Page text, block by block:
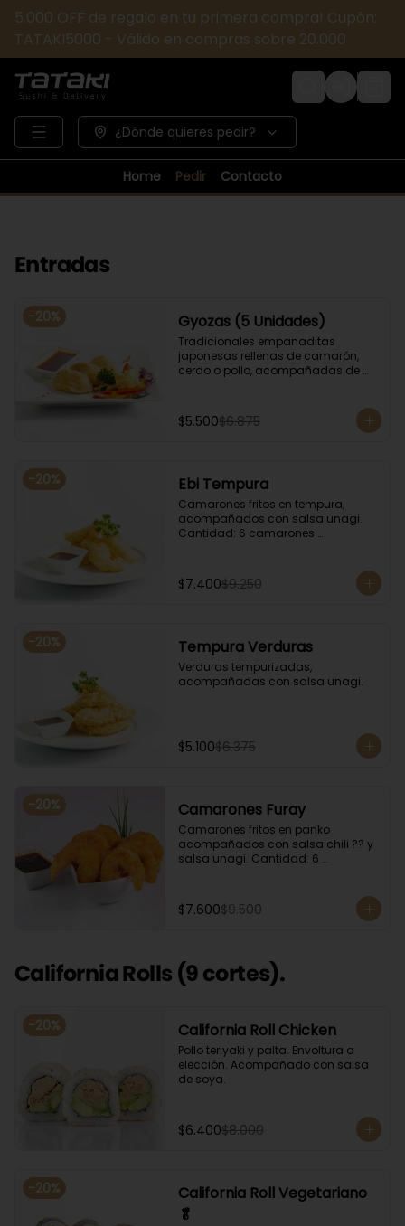
5.000 OFF de regalo en tu primera compra! Cupón:
TATAKI5000 - Válido en compras sobre 20.000
Login
¿Dónde quieres pedir?
Home Pedir Contacto
Entradas
-20% Gyozas (5 Unidades)
Tradicionales empanaditas
japonesas rellenas de camarón,
cerdo o pollo, acompañadas de
$5.500$6.875
-20% Ebi Tempura
Camarones fritos en tempura,
acompañados con salsa unagi.
Cantidad: 6 camarones
$7.400$9.250
-20% Tempura Verduras
Verduras tempurizadas,
acompañadas con salsa unagi.
$5.100$6.375
-20% Camarones Furay
Camarones fritos en panko
acompañados con salsa chili ?? y
salsa unagi. Cantidad: 6
$7.600$9.500
California Rolls (9 cortes).
-20% California Roll Chicken
Pollo teriyaki y palta. Envoltura a
elección. Acompañado con salsa
de soya.
$6.400$8.000
-20%
California Roll Vegetariano
🥬